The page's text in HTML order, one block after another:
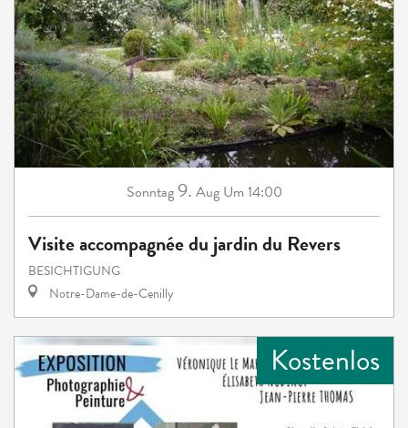
Sonntag9. Aug Um 14:00
Visite accompagnée du jardin du Revers
BESICHTIGUNG
Notre-Dame-de-Cenilly
Kostenlos